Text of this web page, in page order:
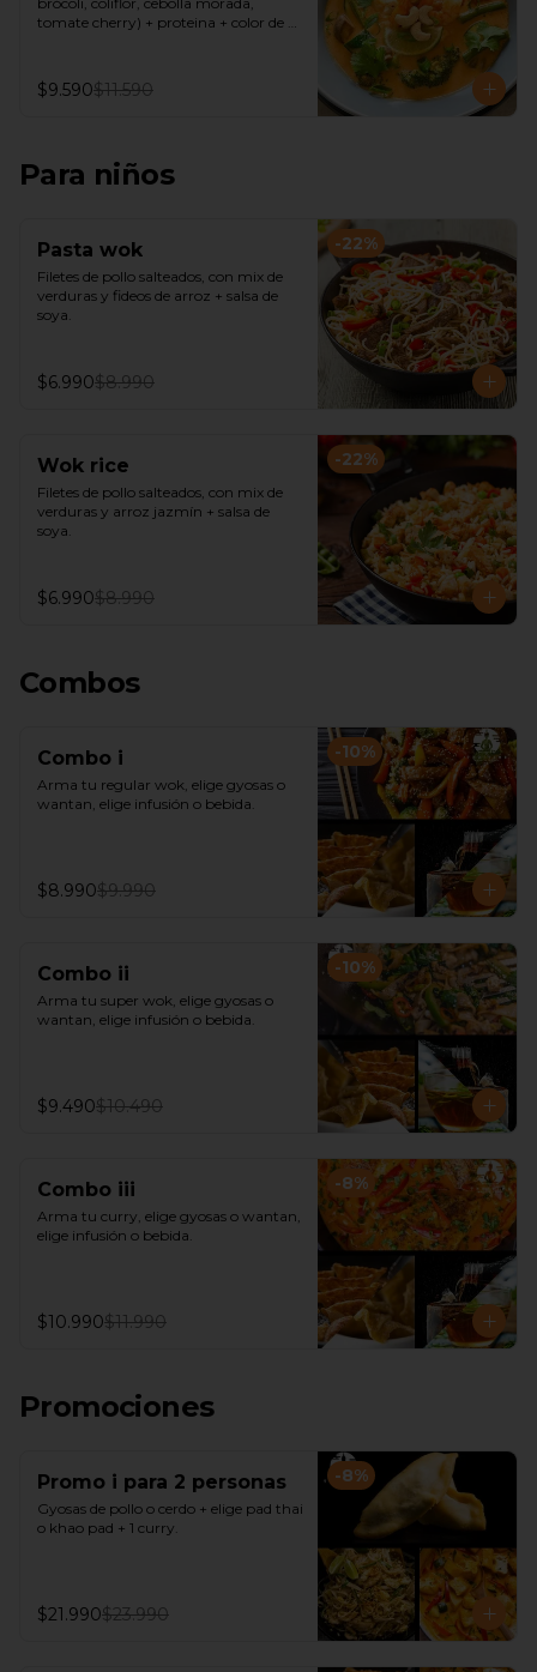
tomate cherry) + proteina + color de
$9.590$11.590
Para niños
-22%
Pasta wok
Filetes de pollo salteados, con mix de
verduras y fideos de arroz + salsa de
soya.
$6.990$8.990
-22%
Wok rice
Filetes de pollo salteados, con mix de
verduras y arroz jazmín + salsa de
soya.
$6.990$8.990
Combos
-10%
Combo i
Arma tu regular wok, elige gyosas o
wantan, elige infusión o bebida.
$8.990$9.990
-10%
Combo ii
Arma tu super wok, elige gyosas o
wantan, elige infusión o bebida.
$9.490$10.490
-8%
Combo iii
Arma tu curry, elige gyosas o wantan,
elige infusión o bebida.
$10.990$11.990
Promociones
-8%
Promo i para 2 personas
Gyosas de pollo o cerdo + elige pad thai
o khao pad + 1 curry.
$21.990$23.990